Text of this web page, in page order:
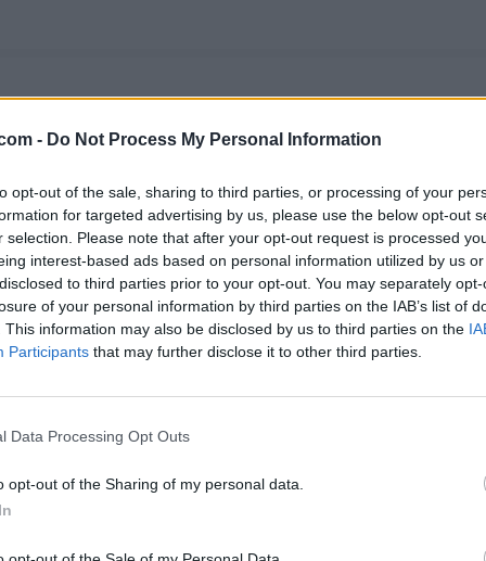
- Do Not Process My Personal Information
opt-out of the sale, sharing to third parties, or processing of your
for targeted advertising by us, please use the below opt-out
selection. Please note that after your opt-out request is processed
interest-based ads based on personal information utilized by us
to third parties prior to your opt-out. You may separately
of your personal information by third parties on the IAB’s list of
This information may also be disclosed by us to third parties on the
Participants that may further disclose it to other third parties.
Data Processing Opt Outs
opt-out of the Sharing of my personal data.
y concursos inspirados en tus programas favoritos.
en España.
GENTE TV CONCURSOS REALITIES
@teletextopuntocom